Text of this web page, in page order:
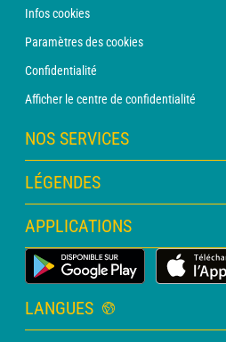
Infos cookies
Paramètres des cookies
Confidentialité
Afficher le centre de confidentialité
NOS SERVICES
Abonnement METEO Xpert
Abonnement METEO PRO
Consultation avec un prévisionniste
Bulletin PRO
LÉGENDES
Légende des cartes
Légende des pictogrammes
Glossaire
APPLICATIONS
Application Météo Terrestre
LANGUES